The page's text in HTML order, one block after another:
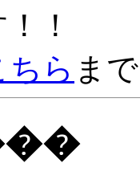
！
ちら まで